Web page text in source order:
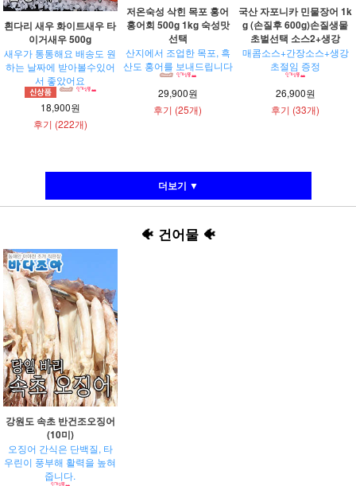
흰다리 새우 화이트새우 타
이거새우 500g
새우가 통통해요 배송도 원
하는 날짜에 받아볼수있어
서 좋았어요
18,900원
후기 (222개)
저온숙성 삭힌 목포 홍어
홍어회 500g 1kg 숙성맛
선택
산지에서 조업한 목포, 흑
산도 홍어를 보내드립니다
29,900원
후기 (25개)
국산 자포니카 민물장어 1k
g (손질후 600g)손질생물
초벌선택 소스2+생강
매콤소스+간장소스+생강
초절임 증정
26,900원
후기 (33개)
더보기 ▼
🐠 건어물 🐠
강원도 속초 반건조오징어
(10미)
오징어 간식은 단백질, 타
우린이 풍부해 활력을 높혀
줍니다.